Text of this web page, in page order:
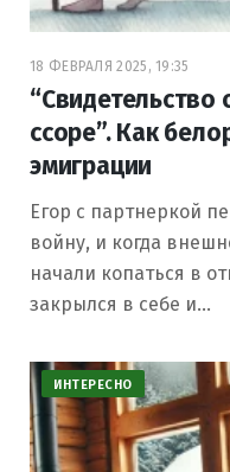
18 ФЕВРАЛЯ 2025, 19:35
“Свидетельство
ссоре”. Как
эмиграции
Егор с партнеркой
войну, и когда
начали копаться в
закрылся в себе и…
ИНТЕРЕСНО